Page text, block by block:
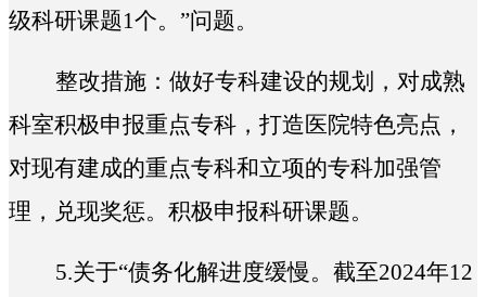
级科研课题1个。 ”问题。
整改措施： 做好专科建设的规划，对成熟
科室积极申报重点专科，打造医院特色亮点，
对现有建成的重点专科和立项的专科加强管
理，兑现奖惩。积极申报科研课题。
5.关于“债务化解进度缓慢。截至2024年12